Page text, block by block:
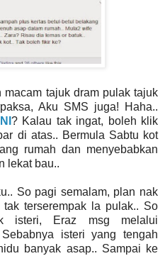
macam tajuk dram pulak tajuk
Aku SMS juga! Haha..
INI ? Kalau tak ingat, boleh klik
di atas.. Bermula Sabtu kot
rumah dan menyebabkan
lekat bau..
So pagi semalam, plan nak
terserempak la pulak.. So
isteri, Eraz msg melalui
isteri yang tengah
banyak asap.. Sampai ke